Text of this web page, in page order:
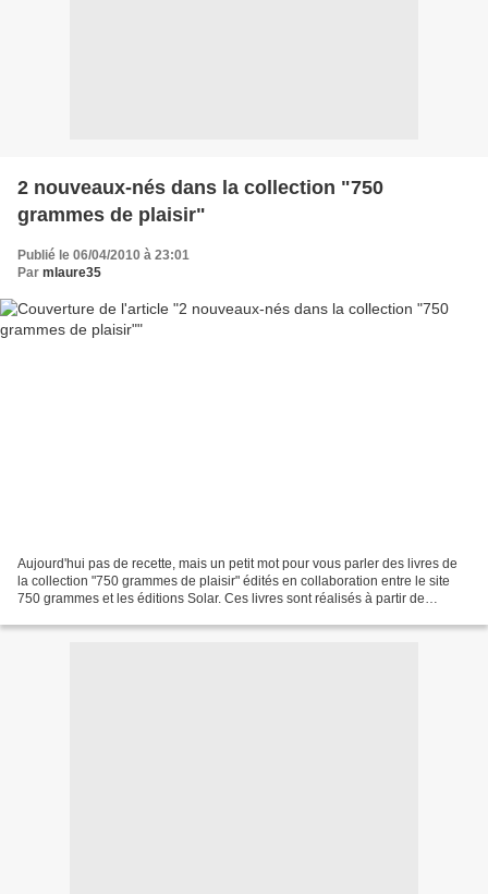
2 nouveaux-nés dans la collection "750
grammes de plaisir"
Publié le 06/04/2010 à 23:01
Par mlaure35
Aujourd'hui pas de recette, mais un petit mot pour vous parler des livres de
la collection "750 grammes de plaisir" édités en collaboration entre le site
750 grammes et les éditions Solar. Ces livres sont réalisés à partir de